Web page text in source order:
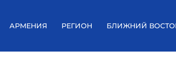
АРМЕНИЯ РЕГИОН БЛИЖНИЙ